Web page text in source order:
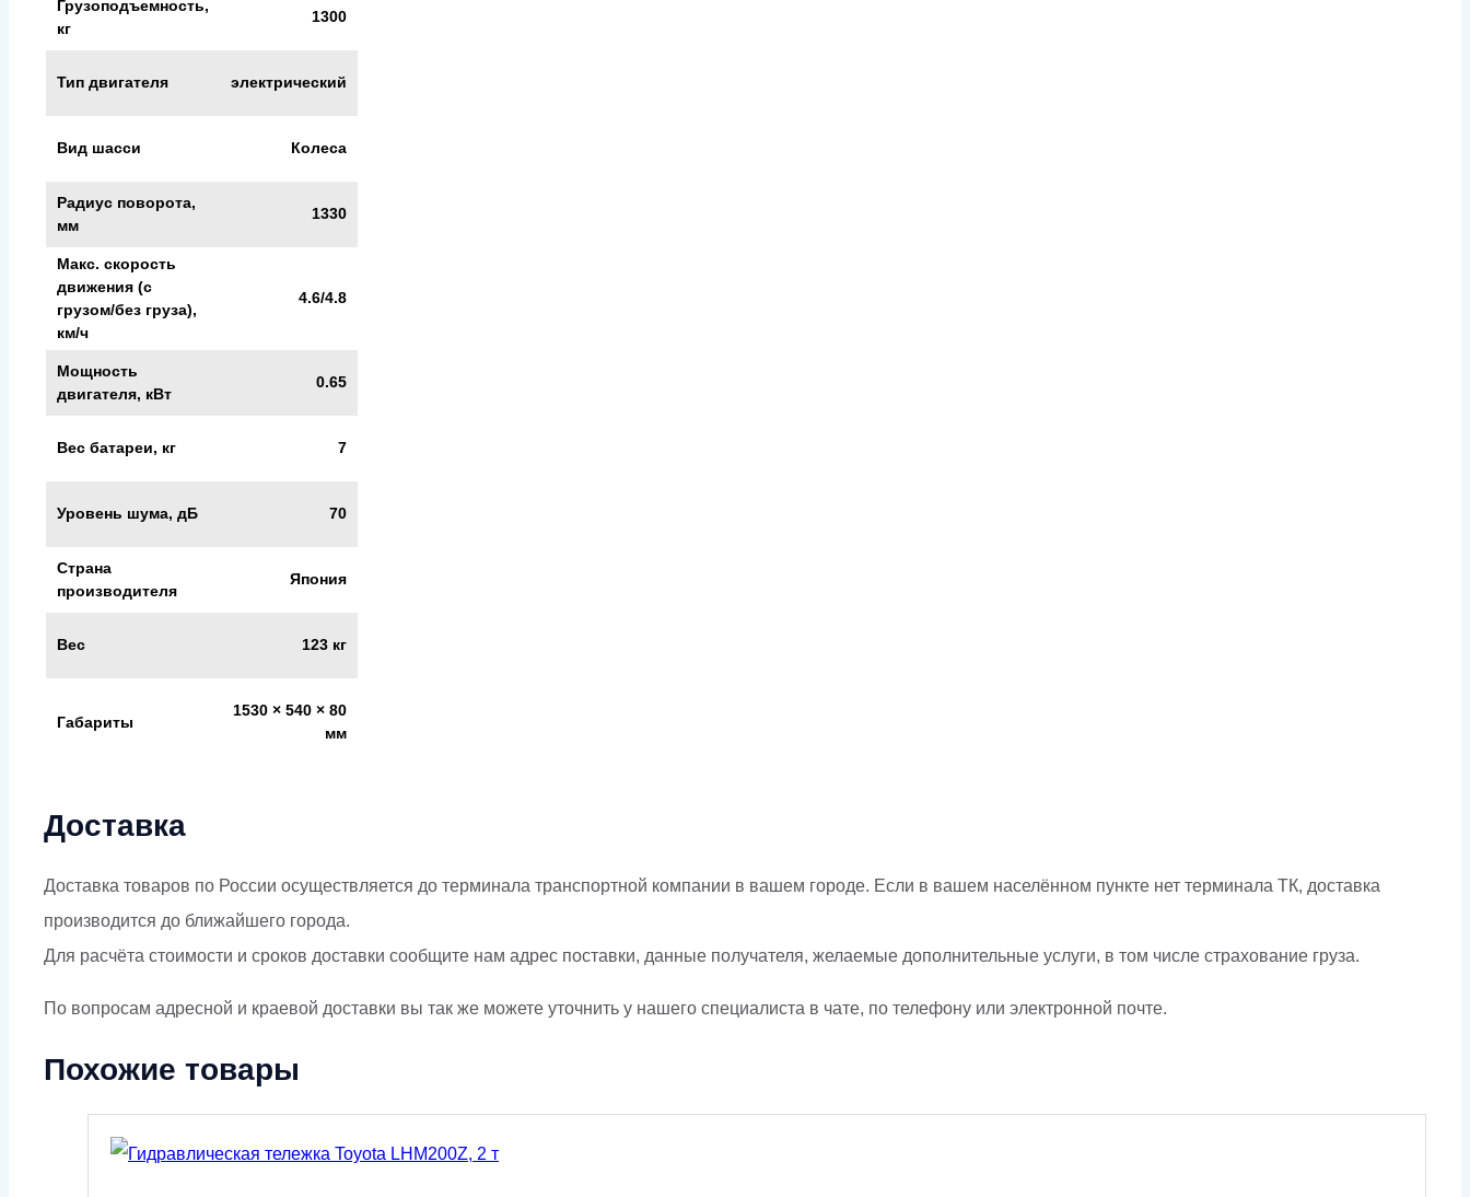
Грузоподъемность,
кг
1300
Тип двигателя электрический
Вид шасси Колеса
Радиус поворота,
мм
1330
Макс. скорость
движения (с
грузом/без груза),
км/ч
4.6/4.8
Мощность
двигателя, кВт
0.65
Вес батареи, кг 7
Уровень шума, дБ 70
Страна
производителя
Япония
Вес 123 кг
Габариты
1530 × 540 × 80
мм
Доставка
Доставка товаров по России осуществляется до терминала транспортной компании в вашем городе. Если в вашем населённом пункте нет терминала ТК, доставка
производится до ближайшего города.
Для расчёта стоимости и сроков доставки сообщите нам адрес поставки, данные получателя, желаемые дополнительные услуги, в том числе страхование груза.
По вопросам адресной и краевой доставки вы так же можете уточнить у нашего специалиста в чате, по телефону или электронной почте.
Похожие товары